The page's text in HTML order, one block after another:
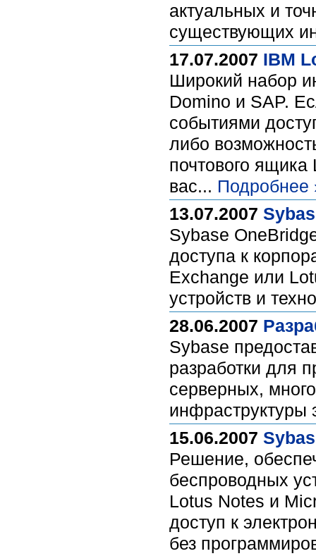
актуальных и
существующих
17.07.2007 IBM
Широкий набор
Domino и SAP.
событиями
либо
почтового
вас... Подробнее
13.07.2007
Sybase
доступа к
Exchange или
устройств и
28.06.2007
Sybase
разработки для
серверных,
инфраструктуры
15.06.2007
Решение,
беспроводных
Lotus Notes и
доступ к
без